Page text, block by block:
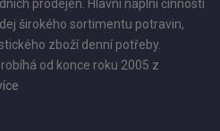
prodejen. Hlavní náplní činnosti
širokého sortimentu potravin,
zboží denní potřeby.
od konce roku 2005 z